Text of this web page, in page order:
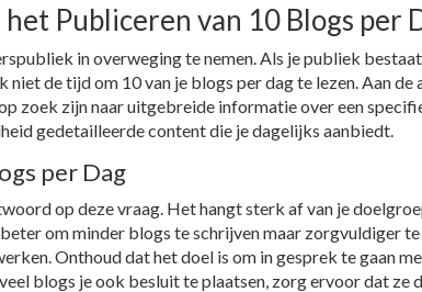
Publiceren van 10 Blogs per
in overweging te nemen. Als je publiek
de tijd om 10 van je blogs per dag te lezen. Aan de
zoek zijn naar uitgebreide informatie over een
gedetailleerde content die je dagelijks aanbiedt.
per Dag
op deze vraag. Het hangt sterk af van je
om minder blogs te schrijven maar zorgvuldiger
Onthoud dat het doel is om in gesprek te gaan
blogs je ook besluit te plaatsen, zorg ervoor dat ze